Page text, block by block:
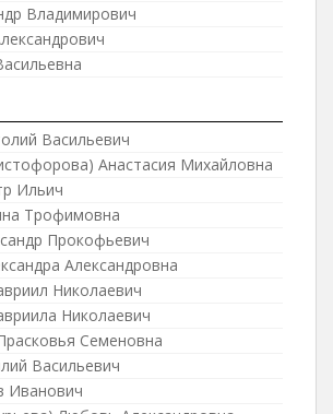
Владимирович
Васильевич
Анастасия Михайловна
Ильич
Трофимовна
Прокофьевич
Александровна
Николаевич
Николаевич
Семеновна
Васильевич
Иванович